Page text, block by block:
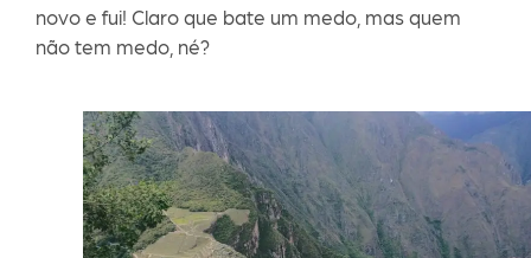
novo e fui! Claro que bate um medo, mas quem
não tem medo, né?